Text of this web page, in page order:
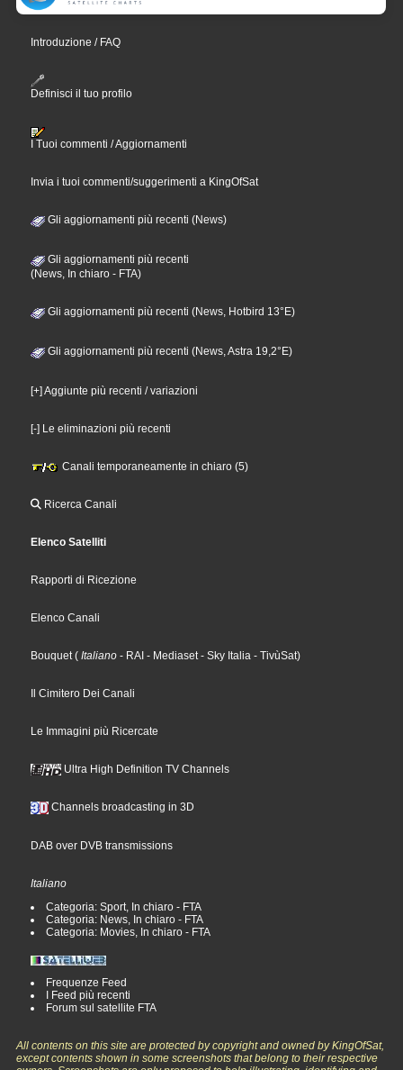
Introduzione / FAQ
Definisci il tuo profilo
I Tuoi commenti / Aggiornamenti
Invia i tuoi commenti/suggerimenti a KingOfSat
Gli aggiornamenti più recenti (News)
Gli aggiornamenti più recenti
(News, In chiaro - FTA)
Gli aggiornamenti più recenti (News, Hotbird 13°E)
Gli aggiornamenti più recenti (News, Astra 19,2°E)
[+] Aggiunte più recenti / variazioni
[-] Le eliminazioni più recenti
Canali temporaneamente in chiaro (5)
Ricerca Canali
Elenco Satelliti
Rapporti di Ricezione
Elenco Canali
Bouquet( Italiano - RAI - Mediaset- Sky Italia - TivùSat)
Il Cimitero Dei Canali
Le Immagini più Ricercate
Ultra High Definition TV Channels
Channels broadcasting in 3D
DAB over DVB transmissions
Italiano
Categoria: Sport, In chiaro - FTA
Categoria: News, In chiaro - FTA
Categoria: Movies, In chiaro - FTA
Frequenze Feed
I Feed più recenti
Forum sul satellite FTA
All contents on this site are protected by copyright and owned by KingOfSat,
except contents shown in some screenshots that belong to their respective